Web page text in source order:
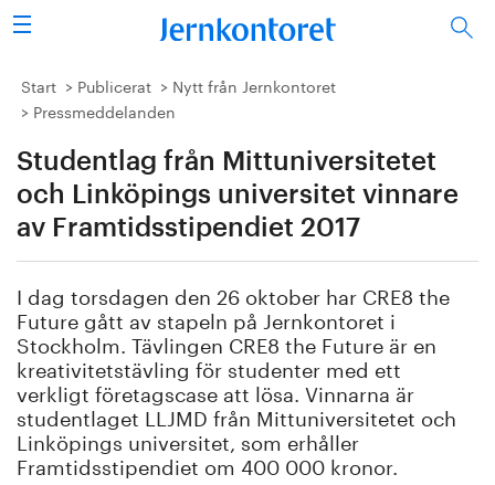
Sök
Stålindustrin
Forskning/utbildning
Vi tycker
Publicerat
Bildbank
Om oss
Start Publicerat
Nytt från Jernkontoret
Pressmeddelanden
Studentlag från Mittuniversitetet
och Linköpings universitet vinnare
av Framtidsstipendiet 2017
I dag torsdagen den 26 oktober har CRE8 the
Future gått av stapeln på Jernkontoret i
Stockholm. Tävlingen CRE8 the Future är en
kreativitetstävling för studenter med ett
verkligt företagscase att lösa. Vinnarna är
studentlaget LLJMD från Mittuniversitetet och
Linköpings universitet, som erhåller
Framtidsstipendiet om 400 000 kronor.